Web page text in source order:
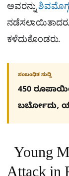
ಅವರನ್ನು
ಕಳೆದುಕೊಂಡರು.
ಸಂಬಂಧಿತ ಸುದ್ದಿ
450
ಬರ್ಬೋದು,
Young